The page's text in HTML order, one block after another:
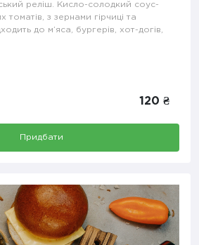
реліш. Кисло-солодкий соус-
з зернами гірчиці та
до м’яса, бургерів, хот-догів,
120 ₴
Придбати